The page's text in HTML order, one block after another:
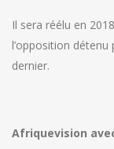
Il sera réélu en
l’opposition
dernier.
Afriquevision